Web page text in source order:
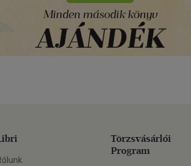
Törzsvásárlói
Program